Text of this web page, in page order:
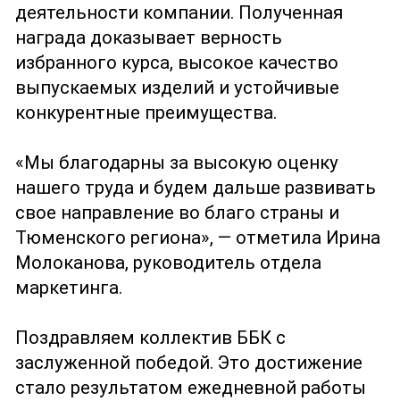
деятельности компании. Полученная
награда доказывает верность
избранного курса, высокое качество
выпускаемых изделий и устойчивые
конкурентные преимущества.
«Мы благодарны за высокую оценку
нашего труда и будем дальше развивать
свое направление во благо страны и
Тюменского региона», — отметила Ирина
Молоканова, руководитель отдела
маркетинга.
Поздравляем коллектив ББК с
заслуженной победой. Это достижение
стало результатом ежедневной работы